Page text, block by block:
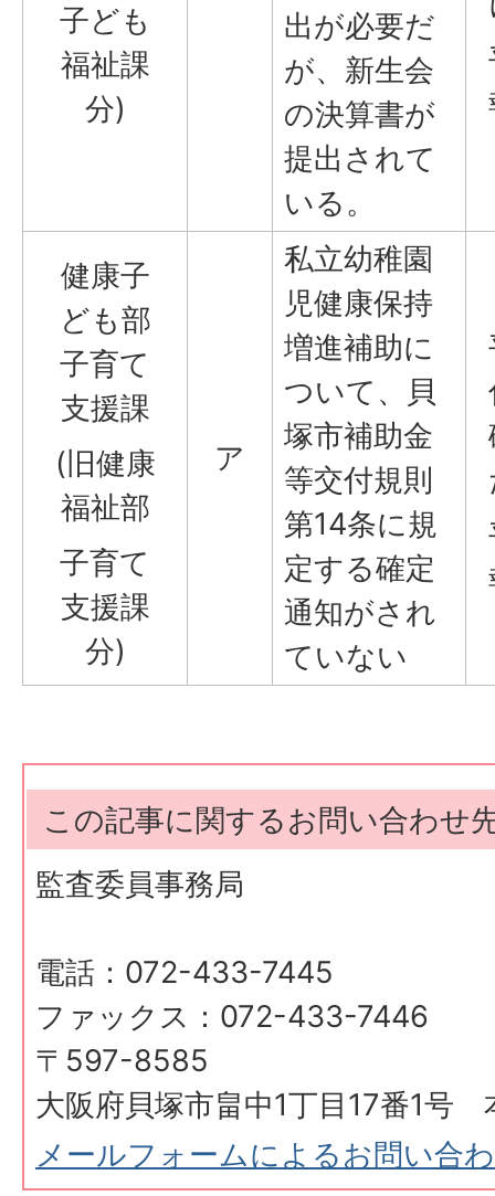
子ども
福祉課
分)
出が必要だ
が、新生会
の決算書が
提出されて
いる。
健康子
ども部
子育て
支援課
(旧健康
福祉部
子育て
支援課
分)
ア
私立幼稚園
児健康保持
増進補助に
ついて、貝
塚市補助金
等交付規則
第14条に規
定する確定
通知がされ
ていない
この記事に関するお問い合わせ
監査委員事務局
電話：072-433-7445
ファックス：072-433-7446
〒597-8585
大阪府貝塚市畠中1丁目17番1号
メールフォームによるお問い合